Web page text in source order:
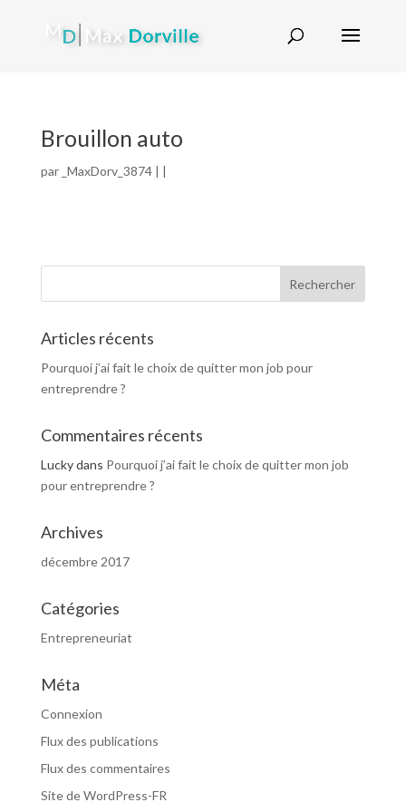
Brouillon auto
par _MaxDorv_3874| |
Articles récents
Pourquoi j’ai fait le choix de quitter mon job pour
entreprendre ?
Commentaires récents
Luckydans Pourquoi j’ai fait le choix de quitter mon job
pour entreprendre ?
Archives
décembre 2017
Catégories
Entrepreneuriat
Méta
Connexion
Flux des publications
Flux des commentaires
Site de WordPress-FR